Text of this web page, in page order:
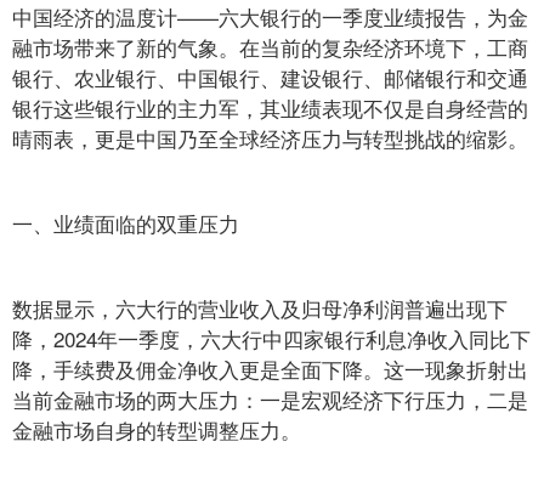
中国经济的温度计——六大银行的一季度业绩报告，为金
融市场带来了新的气象。在当前的复杂经济环境下，工商
银行、农业银行、中国银行、建设银行、邮储银行和交通
银行这些银行业的主力军，其业绩表现不仅是自身经营的
晴雨表，更是中国乃至全球经济压力与转型挑战的缩影。
一、业绩面临的双重压力
数据显示，六大行的营业收入及归母净利润普遍出现下
降，2024年一季度，六大行中四家银行利息净收入同比下
降，手续费及佣金净收入更是全面下降。这一现象折射出
当前金融市场的两大压力：一是宏观经济下行压力，二是
金融市场自身的转型调整压力。